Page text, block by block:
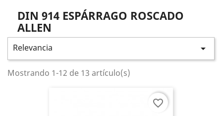
DIN 914 ESPÁRRAGO ROSCADO
ALLEN
Relevancia 
Mostrando 1-12 de 13 artículo(s)
favorite_border